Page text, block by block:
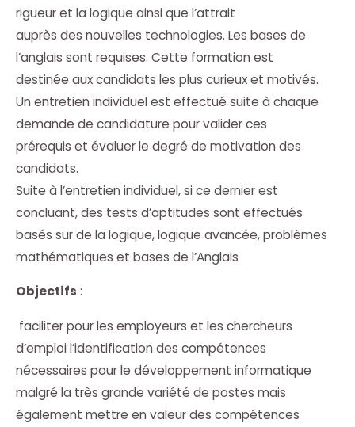
rigueur et la logique ainsi que l’attrait
auprès des nouvelles technologies. Les bases de
l’anglais sont requises. Cette formation est
destinée aux candidats les plus curieux et motivés.
Un entretien individuel est effectué suite à chaque
demande de candidature pour valider ces
prérequis et évaluer le degré de motivation des
candidats.
Suite à l’entretien individuel, si ce dernier est
concluant, des tests d’aptitudes sont effectués
basés sur de la logique, logique avancée, problèmes
mathématiques et bases de l’Anglais
Objectifs :
faciliter pour les employeurs et les chercheurs
d’emploi l’identification des compétences
nécessaires pour le développement informatique
malgré la très grande variété de postes mais
également mettre en valeur des compétences